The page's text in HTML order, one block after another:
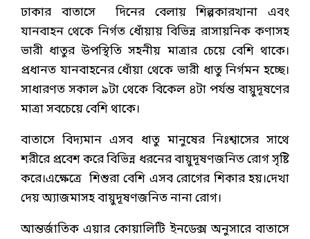
ঢাকার বাতাসে দিনের বেলায় শিল্পকারখানা এবং
যানবাহন থেকে নির্গত ধোঁয়ায় বিভিন্ন রাসায়নিক কণাসহ
ভারী ধাতুর উপস্থিতি সহনীয় মাত্রার চেয়ে বেশি থাকে।
প্রধানত যানবাহনের ধোঁয়া থেকে ভারী ধাতু নির্গমন হচ্ছে।
সাধারণত সকাল ৯টা থেকে বিকেল ৪টা পর্যন্ত বায়ুদূষণের
মাত্রা সবচেয়ে বেশি থাকে।
বাতাসে বিদ্যমান এসব ধাতু মানুষের নিঃশ্বাসের সাথে
শরীরে প্রবেশ করে বিভিন্ন ধরনের বায়ুদূষণজনিত রোগ সৃষ্টি
করে।এক্ষেত্রে শিশুরা বেশি এসব রোগের শিকার হয়।দেখা
দেয় অ্যাজমাসহ বায়ুদূষণজনিত নানা রোগ।
আন্তর্জাতিক এয়ার কোয়ালিটি ইনডেক্স অনুসারে বাতাসে